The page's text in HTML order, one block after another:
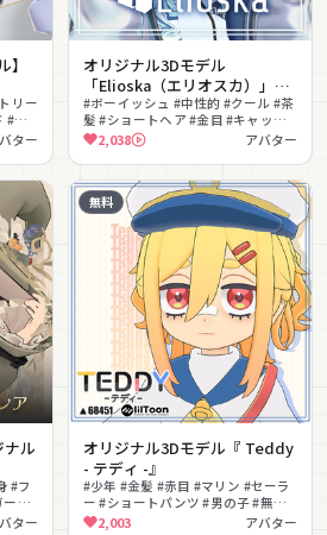
】
リー
#色
ター
オリジナル3Dモデル
「Elioska（エリオスカ）」
（PC版＆Android版）
#ボーイッシュ #中性的 #クール #茶
髪 #ショートヘア #金目 #キャップ #
ストリート #撮影向け #Quest対応
2,038 アバター
ル
#フ
ール
ター
無料
オリジナル3Dモデル『 Teddy
- テディ -』
#少年 #金髪 #赤目 #マリン #セーラ
ー #ショートパンツ #男の子 #無料
#lilToon対応 #PhysBone揺れ
2,003 アバター